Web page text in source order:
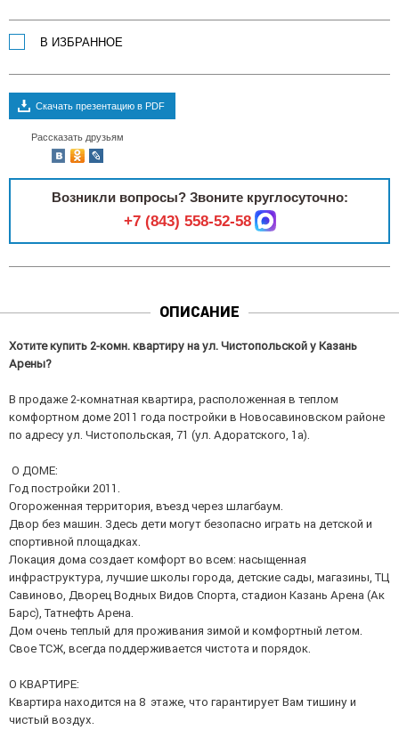
В ИЗБРАННОЕ
Скачать презентацию в PDF
Рассказать друзьям
Возникли вопросы? Звоните круглосуточно:
+7 (843) 558-52-58
ОПИСАНИЕ
Хотите купить 2-комн. квартиру на ул. Чистопольской у Казань
Арены?
В продаже 2-комнатная квартира, расположенная в теплом
комфортном доме 2011 года постройки в Новосавиновском районе
по адресу ул. Чистопольская, 71 (ул. Адоратского, 1а).
О ДОМЕ:
Год постройки 2011.
Огороженная территория, въезд через шлагбаум.
Двор без машин. Здесь дети могут безопасно играть на детской и
спортивной площадках.
Локация дома создает комфорт во всем: насыщенная
инфраструктура, лучшие школы города, детские сады, магазины, ТЦ
Савиново, Дворец Водных Видов Спорта, стадион Казань Арена (Ак
Барс), Татнефть Арена.
Дом очень теплый для проживания зимой и комфортный летом.
Свое ТСЖ, всегда поддерживается чистота и порядок.
О КВАРТИРЕ:
Квартира находится на 8 этаже, что гарантирует Вам тишину и
чистый воздух.